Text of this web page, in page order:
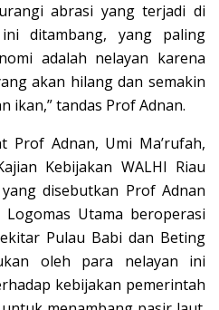
abrasi yang terjadi di
ditambang, yang paling
adalah nelayan karena
akan hilang dan semakin
ikan,” tandas Prof Adnan.
Prof Adnan, Umi Ma’rufah,
Kebijakan WALHI Riau
disebutkan Prof Adnan
Utama beroperasi
Pulau Babi dan Beting
oleh para nelayan ini
kebijakan pemerintah